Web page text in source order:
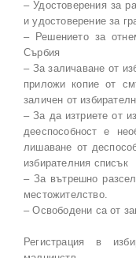
– Удостоверения за
и удостоверение за
– Решението за
Сърбия
– За заличаване от
приложи копие от
заличен от
– За да изтриете от
дееспособност е
лишаване от
избирателния списък
– За вътрешно
местожителство.
– Освободени са от
Регистрация в